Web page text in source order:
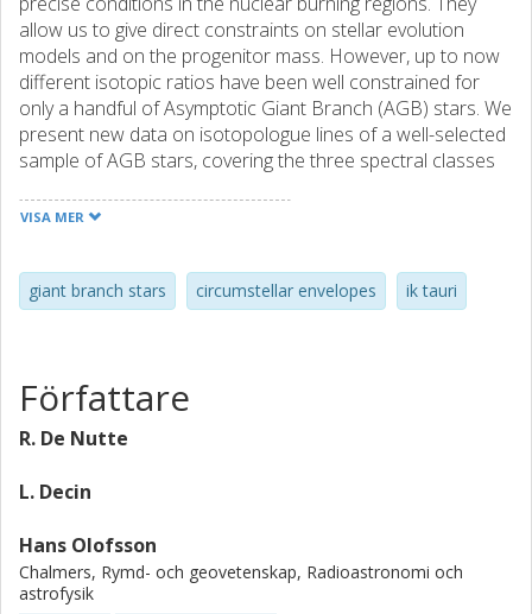
allow us to give direct constraints on stellar evolution
models and on the progenitor mass. However, up to now
different isotopic ratios have been well constrained for
only a handful of Asymptotic Giant Branch (AGB) stars. We
present new data on isotopologue lines of a well-selected
sample of AGB stars, covering the three spectral classes
made in determining accurate isotopologue fractions,
atmospheres.
VISA MER
giant branch stars circumstellar envelopes ik tauri
Författare
R. De Nutte
L. Decin
Hans Olofsson
Chalmers, Rymd- och geovetenskap, Radioastronomi och
astrofysik